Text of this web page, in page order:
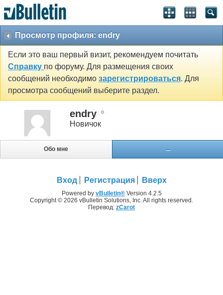
Просмотр профиля: endry
Если это ваш первый визит, рекомендуем почитать
Справку по форуму. Для размещения своих
сообщений необходимо зарегистрироваться. Для
просмотра сообщений выберите раздел.
endry
Новичок
Обо мне ...
Вход Регистрация Вверх
Powered by vBulletin®Version 4.2.5
Copyright © 2026 vBulletin Solutions, Inc. All rights reserved.
Перевод: zCarot